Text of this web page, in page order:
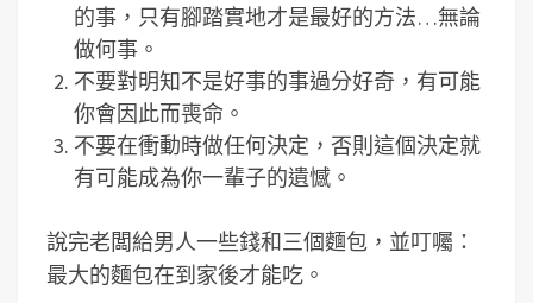
的事，只有腳踏實地才是最好的方法…無論
做何事。
不要對明知不是好事的事過分好奇，有可能
你會因此而喪命。
不要在衝動時做任何決定，否則這個決定就
有可能成為你一輩子的遺憾。
說完老闆給男人一些錢和三個麵包，並叮囑：
最大的麵包在到家後才能吃。